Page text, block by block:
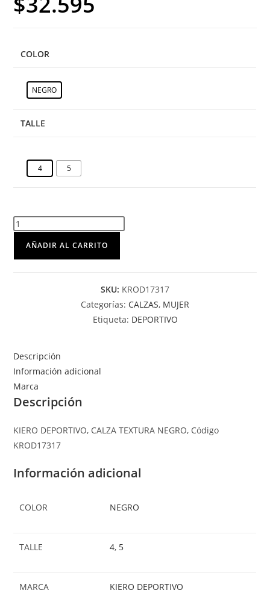
COLOR
NEGRO
TALLE
4 5
AÑADIR AL CARRITO
SKU: KROD17317
Categorías: CALZAS, MUJER
Etiqueta: DEPORTIVO
Descripción
Información adicional
Marca
Descripción
KIERO DEPORTIVO, CALZA TEXTURA NEGRO, Código
KROD17317
Información adicional
COLOR NEGRO
TALLE 4, 5
MARCA KIERO DEPORTIVO